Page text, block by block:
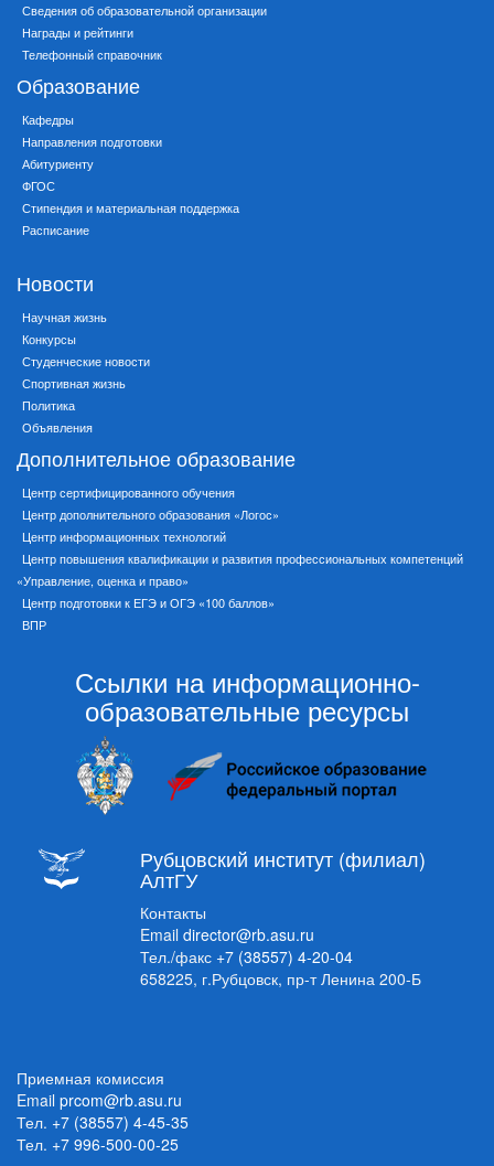
Сведения об образовательной организации
Награды и рейтинги
Телефонный справочник
Образование
Кафедры
Направления подготовки
Абитуриенту
ФГОС
Стипендия и материальная поддержка
Расписание
Новости
Научная жизнь
Конкурсы
Студенческие новости
Спортивная жизнь
Политика
Объявления
Дополнительное образование
Центр сертифицированного обучения
Центр дополнительного образования «Логос»
Центр информационных технологий
Центр повышения квалификации и развития профессиональных компетенций
«Управление, оценка и право»
Центр подготовки к ЕГЭ и ОГЭ «100 баллов»
ВПР
Ссылки на информационно-
образовательные ресурсы
Рубцовский институт (филиал)
АлтГУ
Контакты
Email director@rb.asu.ru
Тел./факс +7 (38557) 4-20-04
658225, г.Рубцовск, пр-т Ленина 200-Б
Приемная комиссия
Email prcom@rb.asu.ru
Тел. +7 (38557) 4-45-35
Тел. +7 996-500-00-25